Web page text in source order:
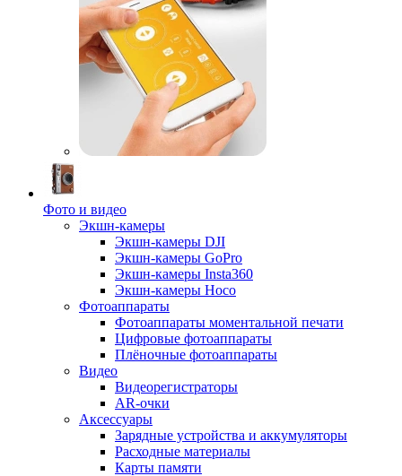
Фото и видео
Экшн-камеры
Экшн-камеры DJI
Экшн-камеры GoPro
Экшн-камеры Insta360
Экшн-камеры Hoco
Фотоаппараты
Фотоаппараты моментальной печати
Цифровые фотоаппараты
Плёночные фотоаппараты
Видео
Видеорегистраторы
AR-очки
Аксессуары
Зарядные устройства и аккумуляторы
Расходные материалы
Карты памяти